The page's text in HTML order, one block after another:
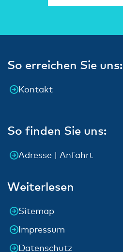
So erreichen Sie uns:
Kontakt
So finden Sie uns:
Adresse | Anfahrt
Weiterlesen
Sitemap
Impressum
Datenschutz